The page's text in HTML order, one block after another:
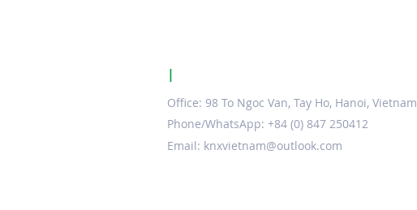
|
Office: 98 To Ngoc Van, Tay Ho, Hanoi, Vietnam
Phone/WhatsApp: +84 (0) 847 250412
Email: knxvietnam@outlook.com